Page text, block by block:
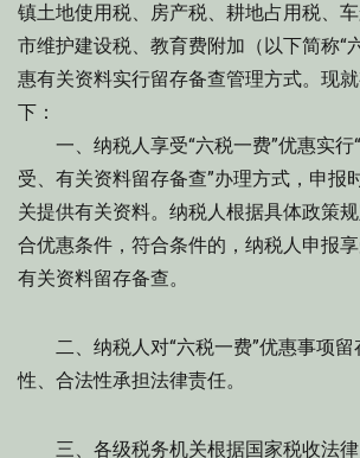
镇土地使用税、房产税、耕地占用税、
市维护建设税、教育费附加（以下简称“
惠有关资料实行留存备查管理方式。现
下：
一、纳税人享受“六税一费”优惠实行
受、有关资料留存备查”办理方式，申报
关提供有关资料。纳税人根据具体政策
合优惠条件，符合条件的，纳税人申报
有关资料留存备查。
二、纳税人对“六税一费”优惠事项留
性、合法性承担法律责任。
三、各级税务机关根据国家税收法律